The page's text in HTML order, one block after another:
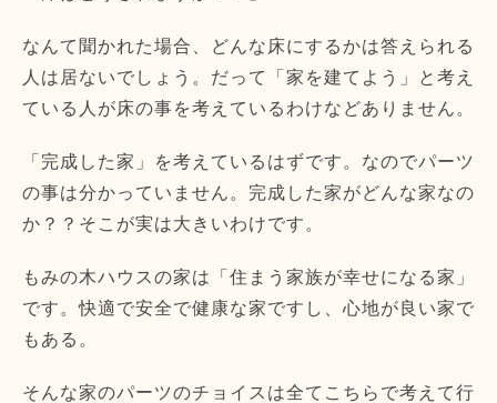
なんて聞かれた場合、どんな床にするかは答えられる
人は居ないでしょう。だって「家を建てよう」と考え
ている人が床の事を考えているわけなどありません。
「完成した家」を考えているはずです。なのでパーツ
の事は分かっていません。完成した家がどんな家なの
か？？そこが実は大きいわけです。
もみの木ハウスの家は「住まう家族が幸せになる家」
です。快適で安全で健康な家ですし、心地が良い家で
もある。
そんな家のパーツのチョイスは全てこちらで考えて行